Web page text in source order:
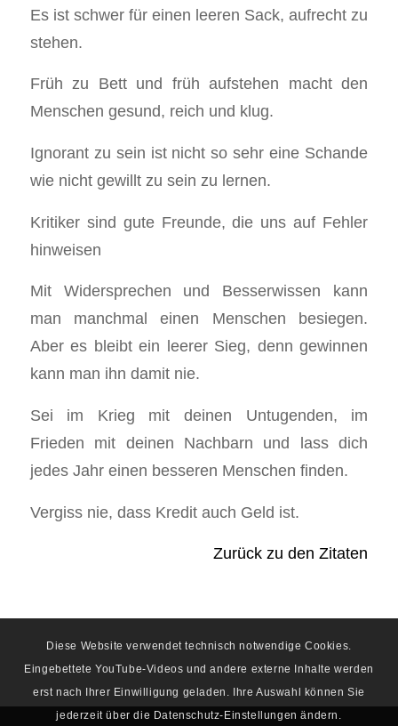
Es ist schwer für einen leeren Sack, aufrecht zu
stehen.
Früh zu Bett und früh aufstehen macht den
Menschen gesund, reich und klug.
Ignorant zu sein ist nicht so sehr eine Schande
wie nicht gewillt zu sein zu lernen.
Kritiker sind gute Freunde, die uns auf Fehler
hinweisen
Mit Widersprechen und Besserwissen kann
man manchmal einen Menschen besiegen.
Aber es bleibt ein leerer Sieg, denn gewinnen
kann man ihn damit nie.
Sei im Krieg mit deinen Untugenden, im
Frieden mit deinen Nachbarn und lass dich
jedes Jahr einen besseren Menschen finden.
Vergiss nie, dass Kredit auch Geld ist.
Zurück zu den Zitaten
Diese Website verwendet technisch notwendige Cookies.
Eingebettete YouTube-Videos und andere externe Inhalte werden
erst nach Ihrer Einwilligung geladen. Ihre Auswahl können Sie
jederzeit über die Datenschutz-Einstellungen ändern.